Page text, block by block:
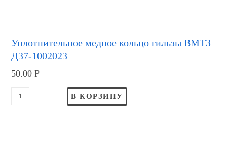
Уплотнительное медное кольцо гильзы ВМТЗ
Д37-1002023
50.00Р
В КОРЗИНУ